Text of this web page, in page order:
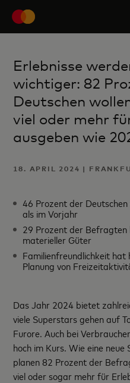
Erlebnisse
wichtiger: 82
Deutschen
viel oder mehr
ausgeben wie
18. APRIL 2024 |
46 Prozent der
als im Vorjahr
29 Prozent der
materieller Güter
Familienfreundlichkeit
Planung von
Das Jahr 2024 bietet
viele Superstars gehen auf
Furore. Auch bei
hoch im Kurs. Wie eine
planen 82 Prozent der
viel oder sogar mehr für